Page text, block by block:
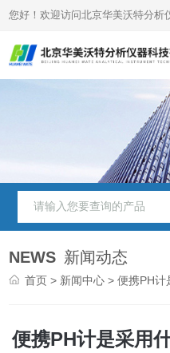
您好！欢迎访问北京华美沃特分析
NEWS 新闻动态
首页 > 新闻中心 > 便携PH计
便携PH计是采用